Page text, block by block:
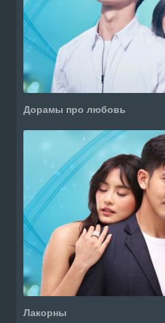
Дорамы про любовь
Лакорны